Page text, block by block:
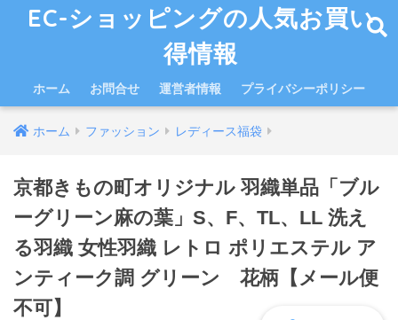
EC-ショッピングの人気お買い
得情報
ホーム お問合せ 運営者情報 プライバシーポリシー
ホーム ファッション レディース福袋
京都きもの町オリジナル 羽織単品「ブル
ーグリーン麻の葉」S、F、TL、LL 洗え
る羽織 女性羽織 レトロ ポリエステル ア
ンティーク調 グリーン 花柄【メール便
不可】